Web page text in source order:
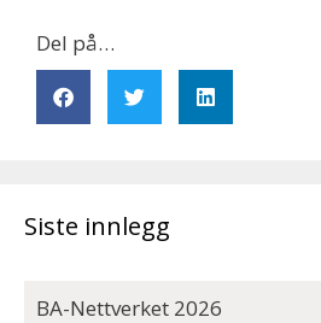
Del på…
Siste innlegg
BA-Nettverket 2026